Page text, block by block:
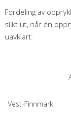
Fordeling av
slikt ut, når én
uavklart:
Vest-Finnmark